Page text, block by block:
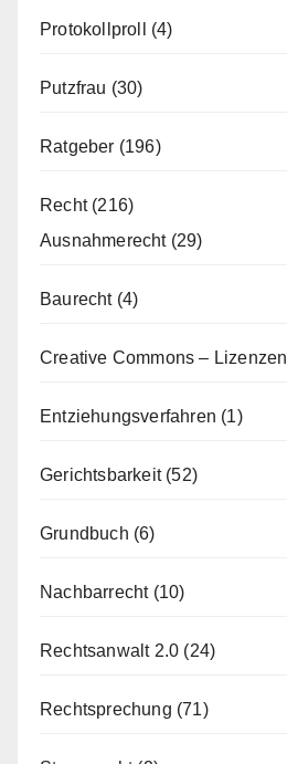
Protokollproll (4)
Putzfrau (30)
Ratgeber (196)
Recht(216)
Ausnahmerecht(29)
Baurecht(4)
Creative Commons – Lizenzen
Entziehungsverfahren (1)
Gerichtsbarkeit(52)
Grundbuch (6)
Nachbarrecht(10)
Rechtsanwalt 2.0 (24)
Rechtsprechung (71)